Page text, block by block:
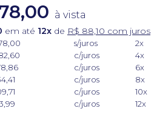
à vista
em até 12x de R$ 88,10 com juros
s/juros 2x
c/juros 4x
c/juros 6x
c/juros 8x
c/juros 10x
c/juros 12x